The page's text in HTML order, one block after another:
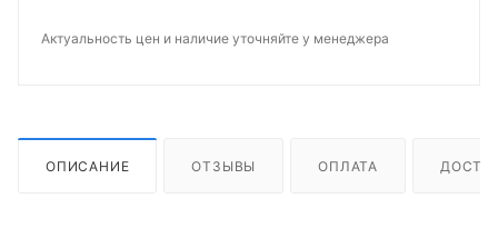
Актуальность цен и наличие уточняйте у менеджера
ОПИСАНИЕ ОТЗЫВЫ ОПЛАТА